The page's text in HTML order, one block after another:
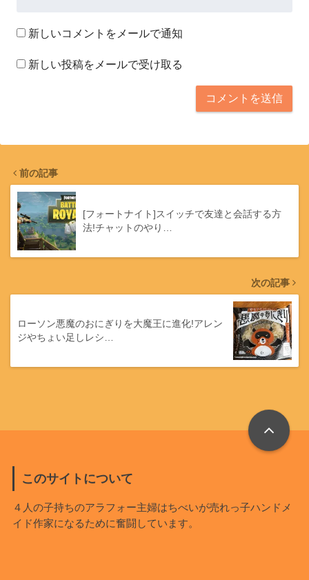
新しいコメントをメールで通知
新しい投稿をメールで受け取る
前の記事
[フォートナイト]スイッチで友達と会話する方
法!チャットのやり…
次の記事
ローソン悪魔のおにぎりを大魔王に進化!アレン
ジやちょい足しレシ…
このサイトについて
４人の子持ちのアラフォー主婦はちべいが売れっ子ハンドメ
イド作家になるために奮闘しています。